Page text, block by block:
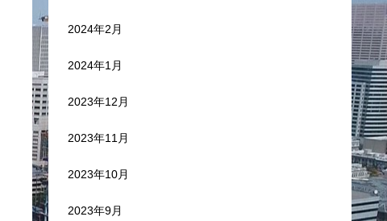
2024年2月
2024年1月
2023年12月
2023年11月
2023年10月
2023年9月